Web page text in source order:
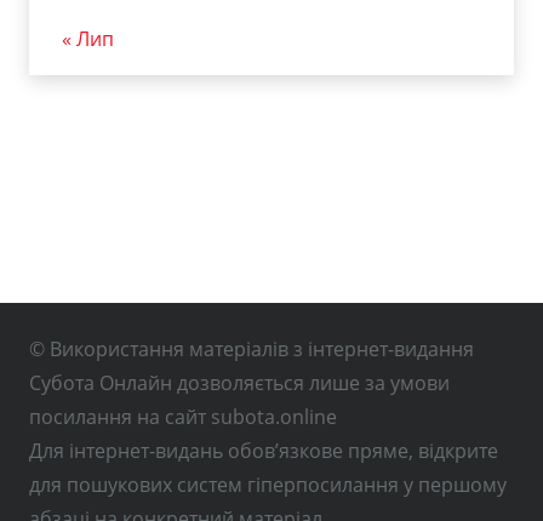
« Лип
© Використання матеріалів з інтернет-видання
Субота Онлайн дозволяється лише за умови
посилання на сайт subota.online
Для інтернет-видань обов’язкове пряме, відкрите
для пошукових систем гіперпосилання у першому